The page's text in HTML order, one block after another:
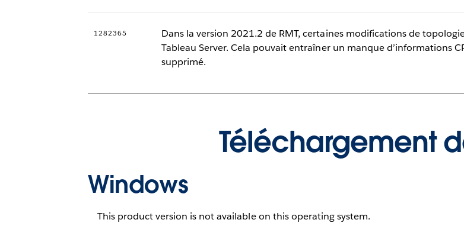
1282365
Dans la version 2021.2 de RMT, certaines modifications de
Tableau Server. Cela pouvait entraîner un manque d’informations
supprimé.
Téléchargement
Windows
This product version is not available on this operating system.